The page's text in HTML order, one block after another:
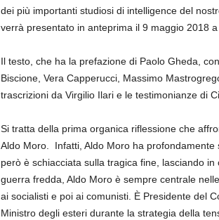
dei più importanti studiosi di intelligence del
verrà presentato in anteprima il 9 maggio 2018
Il testo, che ha la prefazione di Paolo Gheda,
Biscione, Vera Capperucci, Massimo
trascrizioni da Virgilio Ilari e le testimonianze di
Si tratta della prima organica riflessione che
Aldo Moro. Infatti, Aldo Moro ha
però è schiacciata sulla tragica fine, lasciando
guerra fredda, Aldo Moro è sempre centrale
ai socialisti e poi ai comunisti. È Presidente del
Ministro degli esteri durante la strategia della